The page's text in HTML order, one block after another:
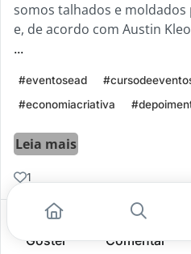
somos talhados e
e, de acordo com Austin
...
#eventosead
#economiacriativa
Leia mais
1
Gostei Comentar